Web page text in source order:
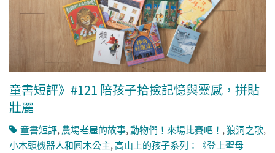
童書短評》#121 陪孩子拾撿記憶與靈感，拼貼
壯麗
童書短評,農場老屋的故事,動物們！來場比賽吧！ ,狼洞之歌,
小木頭機器人和圓木公主,高山上的孩子系列：《登上聖母